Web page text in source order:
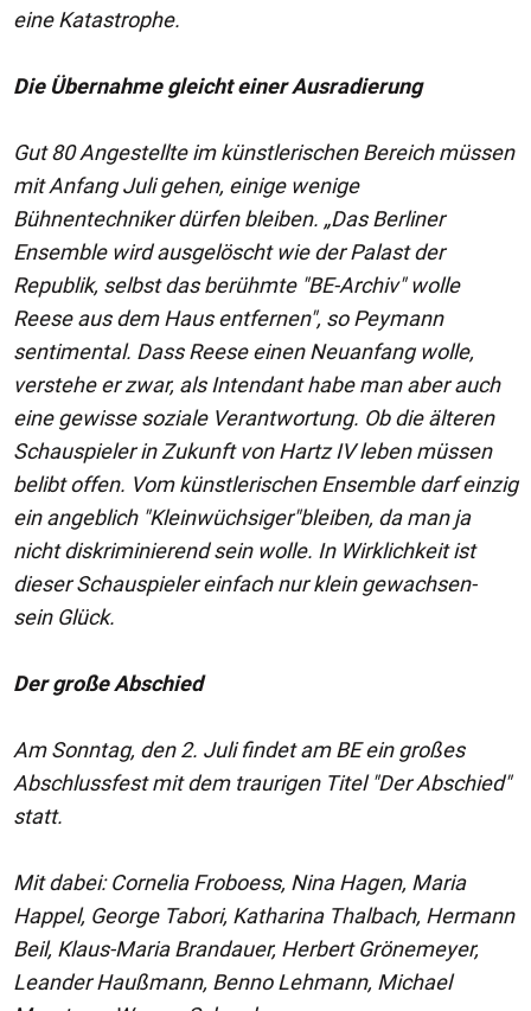
eine Katastrophe.
Die Übernahme gleicht einer Ausradierung
Gut 80 Angestellte im künstlerischen Bereich müssen
mit Anfang Juli gehen, einige wenige
Bühnentechniker dürfen bleiben. „Das Berliner
Ensemble wird ausgelöscht wie der Palast der
Republik, selbst das berühmte "BE-Archiv" wolle
Reese aus dem Haus entfernen", so Peymann
sentimental. Dass Reese einen Neuanfang wolle,
verstehe er zwar, als Intendant habe man aber auch
eine gewisse soziale Verantwortung. Ob die älteren
Schauspieler in Zukunft von Hartz IV leben müssen
belibt offen. Vom künstlerischen Ensemble darf einzig
ein angeblich "Kleinwüchsiger"bleiben, da man ja
nicht diskriminierend sein wolle. In Wirklichkeit ist
dieser Schauspieler einfach nur klein gewachsen-
sein Glück.
Der große Abschied
Am Sonntag, den 2. Juli findet am BE ein großes
Abschlussfest mit dem traurigen Titel "Der Abschied"
statt.
Mit dabei: Cornelia Froboess, Nina Hagen, Maria
Happel, George Tabori, Katharina Thalbach, Hermann
Beil, Klaus-Maria Brandauer, Herbert Grönemeyer,
Leander Haußmann, Benno Lehmann, Michael